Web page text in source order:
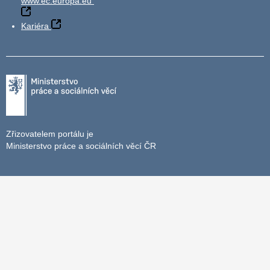
Kariéra
Zřizovatelem portálu je
Ministerstvo práce a sociálních věcí ČR